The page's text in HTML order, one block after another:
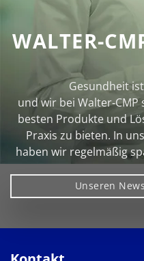
WALTER-
Gesundheit
und wir bei
besten Produkte und
Praxis zu bieten. In
haben wir regelmäßig
Unseren